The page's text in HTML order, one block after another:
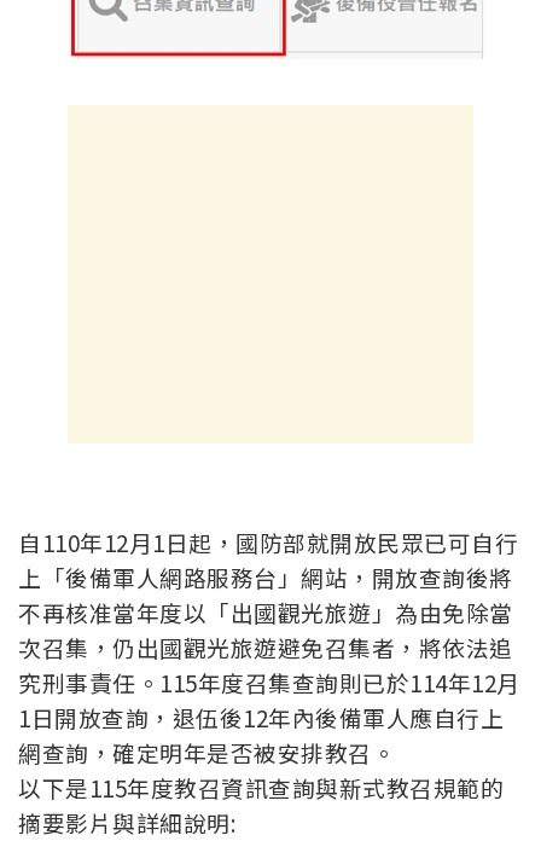
自110年12月1日起，國防部就開放民眾已可自行
上「後備軍人網路服務台」網站，開放查詢後將
不再核准當年度以「出國觀光旅遊」為由免除當
次召集，仍出國觀光旅遊避免召集者，將依法追
究刑事責任。115年度召集查詢則已於114年12月
1日開放查詢，退伍後12年內後備軍人應自行上
網查詢，確定明年是否被安排教召。
以下是115年度教召資訊查詢與新式教召規範的
摘要影片與詳細說明: